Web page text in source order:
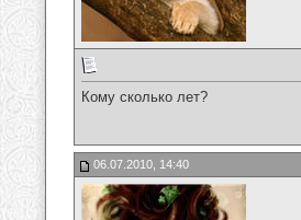
Кому сколько лет?
06.07.2010, 14:40